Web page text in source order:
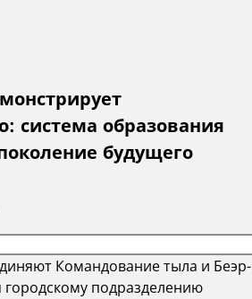
система образования
будущего